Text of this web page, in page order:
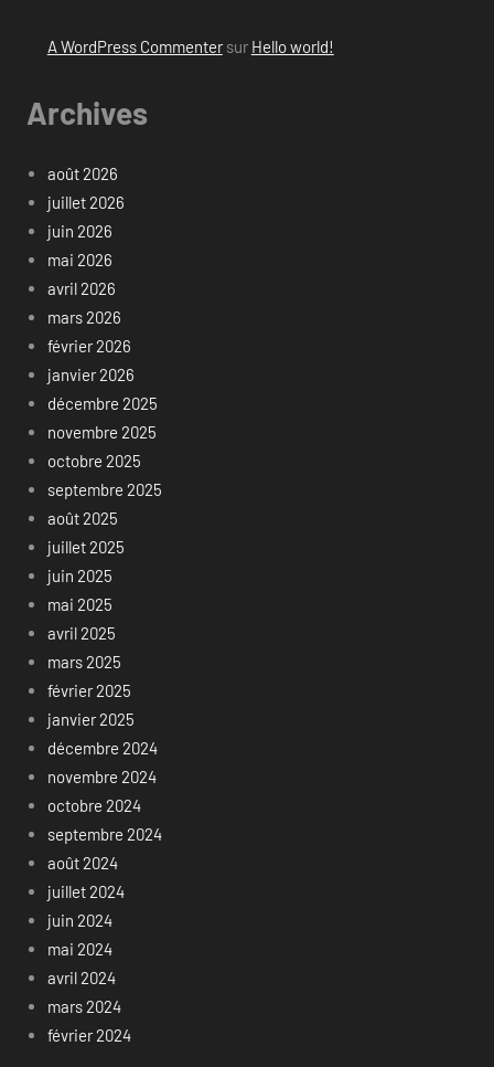
A WordPress Commentersur Hello world!
Archives
août 2026
juillet 2026
juin 2026
mai 2026
avril 2026
mars 2026
février 2026
janvier 2026
décembre 2025
novembre 2025
octobre 2025
septembre 2025
août 2025
juillet 2025
juin 2025
mai 2025
avril 2025
mars 2025
février 2025
janvier 2025
décembre 2024
novembre 2024
octobre 2024
septembre 2024
août 2024
juillet 2024
juin 2024
mai 2024
avril 2024
mars 2024
février 2024